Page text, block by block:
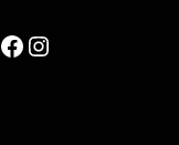
Facebook
Instagram